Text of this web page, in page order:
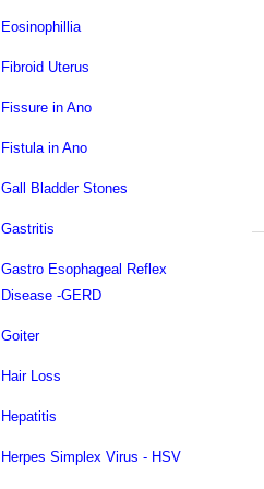
Eosinophillia
Fibroid Uterus
Fissure in Ano
Fistula in Ano
Gall Bladder Stones
Gastritis
Gastro Esophageal Reflex
Disease -GERD
Goiter
Hair Loss
Hepatitis
Herpes Simplex Virus - HSV